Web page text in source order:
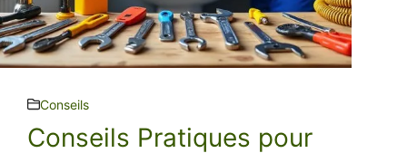
Conseils
Conseils Pratiques pour